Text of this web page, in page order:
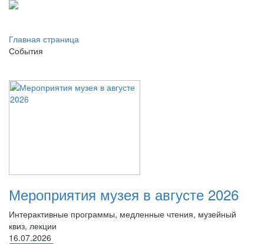
Главная страница
События
Мероприятия музея в августе 2026
Интерактивные программы, медленные чтения, музейный
квиз, лекции
16.07.2026